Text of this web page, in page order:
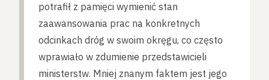
potrafił z pamięci wymienić stan
zaawansowania prac na konkretnych
odcinkach dróg w swoim okręgu, co często
wprawiało w zdumienie przedstawicieli
ministerstw. Mniej znanym faktem jest jego